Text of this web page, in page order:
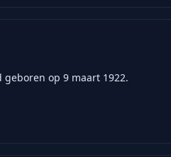
geboren op 9 maart 1922.